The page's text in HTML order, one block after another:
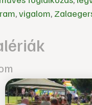
,vigalom,